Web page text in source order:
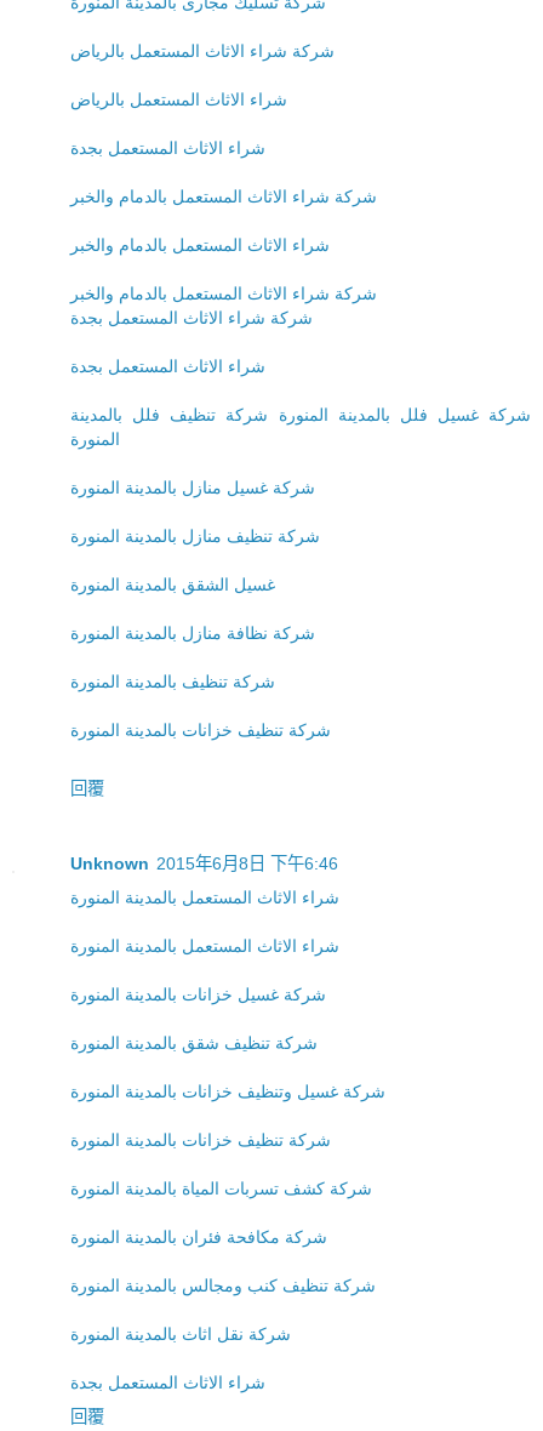
شركة شراء الاثاث المستعمل بالرياض
شراء الاثاث المستعمل بالرياض
شراء الاثاث المستعمل بجدة
شركة شراء الاثاث المستعمل بالدمام والخبر
شراء الاثاث المستعمل بالدمام والخبر
شركة شراء الاثاث المستعمل بالدمام والخبر
شركة شراء الاثاث المستعمل بجدة
شراء الاثاث المستعمل بجدة
شركة غسيل فلل بالمدينة المنورة شركة تنظيف فلل بالمدينة
المنورة
شركة غسيل منازل بالمدينة المنورة
شركة تنظيف منازل بالمدينة المنورة
غسيل الشقق بالمدينة المنورة
شركة نظافة منازل بالمدينة المنورة
شركة تنظيف بالمدينة المنورة
شركة تنظيف خزانات بالمدينة المنورة
回覆
Unknown 2015年6月8日 下午6:46
شراء الاثاث المستعمل بالمدينة المنورة
شراء الاثاث المستعمل بالمدينة المنورة
شركة غسيل خزانات بالمدينة المنورة
شركة تنظيف شقق بالمدينة المنورة
شركة غسيل وتنظيف خزانات بالمدينة المنورة
شركة تنظيف خزانات بالمدينة المنورة
شركة كشف تسربات المياة بالمدينة المنورة
شركة مكافحة فئران بالمدينة المنورة
شركة تنظيف كنب ومجالس بالمدينة المنورة
شركة نقل اثاث بالمدينة المنورة
شراء الاثاث المستعمل بجدة
回覆